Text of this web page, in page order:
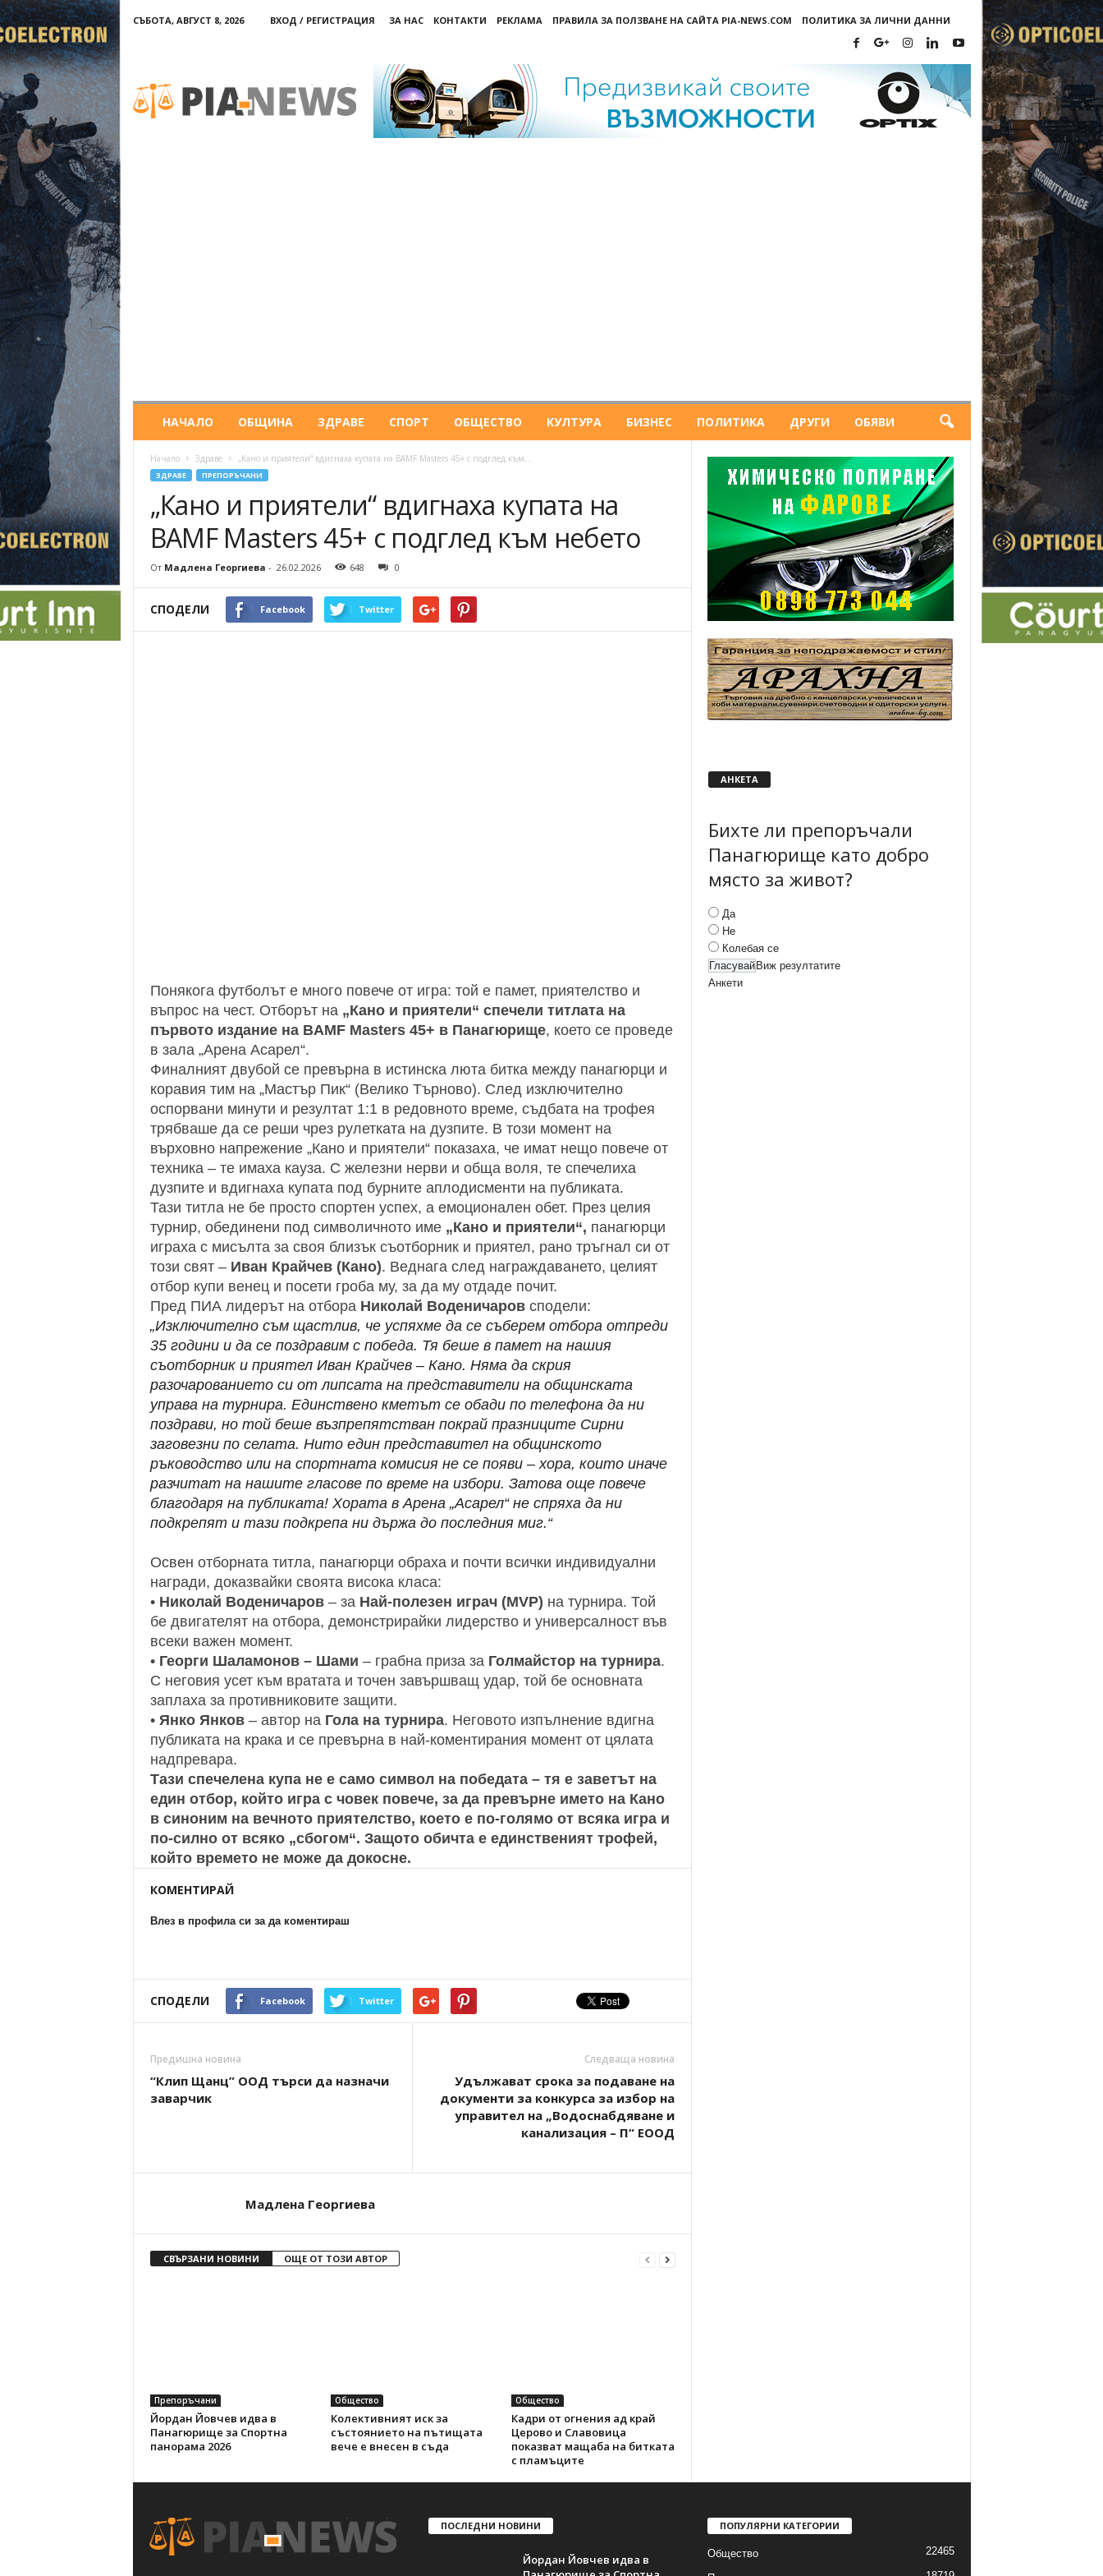
СЪБОТА, АВГУСТ 8, 2026 ВХОД / РЕГИСТРАЦИЯ ЗА НАС КОНТАКТИ РЕКЛАМА ПРАВИЛА ЗА ПОЛЗВАНЕ НА САЙТА PIA-NEWS.COM ПОЛИТИКА ЗА ЛИЧНИ ДАННИ
НАЧАЛО ОБЩИНА ЗДРАВЕ СПОРТ ОБЩЕСТВО КУЛТУРА БИЗНЕС ПОЛИТИКА ДРУГИ ОБЯВИ
Начало Здраве „Кано и приятели“ вдигнаха купата на BAMF Masters 45+ с подглед към...
ЗДРАВЕ ПРЕПОРЪЧАНИ
„Кано и приятели“ вдигнаха купата на
BAMF Masters 45+ с подглед към небето
От Мадлена Георгиева - 26.02.2026 648 0
СПОДЕЛИ Facebook Twitter
Понякога футболът е много повече от игра: той е памет, приятелство и
въпрос на чест. Отборът на „Кано и приятели“ спечели титлата на
първото издание на BAMF Masters 45+ в Панагюрище, което се проведе
в зала „Арена Асарел“.
Финалният двубой се превърна в истинска люта битка между панагюрци и
коравия тим на „Мастър Пик“ (Велико Търново). След изключително
оспорвани минути и резултат 1:1 в редовното време, съдбата на трофея
трябваше да се реши чрез рулетката на дузпите. В този момент на
върховно напрежение „Кано и приятели“ показаха, че имат нещо повече от
техника – те имаха кауза. С железни нерви и обща воля, те спечелиха
дузпите и вдигнаха купата под бурните аплодисменти на публиката.
Тази титла не бе просто спортен успех, а емоционален обет. През целия
турнир, обединени под символичното име „Кано и приятели“, панагюрци
играха с мисълта за своя близък съотборник и приятел, рано тръгнал си от
този свят – Иван Крайчев (Кано). Веднага след награждаването, целият
отбор купи венец и посети гроба му, за да му отдаде почит.
Пред ПИА лидерът на отбора Николай Воденичаровсподели:
„Изключително съм щастлив, че успяхме да се съберем отбора отпреди
35 години и да се поздравим с победа. Тя беше в памет на нашия
съотборник и приятел Иван Крайчев – Кано. Няма да скрия
разочарованието си от липсата на представители на общинската
управа на турнира. Единствено кметът се обади по телефона да ни
поздрави, но той беше възпрепятстван покрай празниците Сирни
заговезни по селата. Нито един представител на общинското
ръководство или на спортната комисия не се появи – хора, които иначе
разчитат на нашите гласове по време на избори. Затова още повече
благодаря на публиката! Хората в Арена „Асарел“ не спряха да ни
подкрепят и тази подкрепа ни държа до последния миг.“
Освен отборната титла, панагюрци обраха и почти всички индивидуални
награди, доказвайки своята висока класа:
• Николай Воденичаров– за Най-полезен играч (MVP) на турнира. Той
бе двигателят на отбора, демонстрирайки лидерство и универсалност във
всеки важен момент.
• Георги Шаламонов – Шами – грабна приза за Голмайстор на турнира.
С неговия усет към вратата и точен завършващ удар, той бе основната
заплаха за противниковите защити.
• Янко Янков– автор на Гола на турнира. Неговото изпълнение вдигна
публиката на крака и се превърна в най-коментирания момент от цялата
надпревара.
Тази спечелена купа не е само символ на победата – тя е заветът на
един отбор, който игра с човек повече, за да превърне името на Кано
в синоним на вечното приятелство, което е по-голямо от всяка игра и
по-силно от всяко „сбогом“. Защото обичта е единственият трофей,
който времето не може да докосне.
КОМЕНТИРАЙ
Влез в профила си за да коментираш
СПОДЕЛИ Facebook Twitter
Предишна новина
“Клип Щанц” ООД търси да назначи
заварчик
Следваща новина
Удължават срока за подаване на
документи за конкурса за избор на
управител на „Водоснабдяване и
канализация – П“ ЕООД
Мадлена Георгиева
СВЪРЗАНИ НОВИНИ ОЩЕ ОТ ТОЗИ АВТОР
Препоръчани
Йордан Йовчев идва в
Панагюрище за Спортна
панорама 2026
Общество
Колективният иск за
състоянието на пътищата
вече е внесен в съда
Общество
Кадри от огнения ад край
Церово и Славовица
показват мащаба на битката
с пламъците
АНКЕТА
Бихте ли препоръчали
Панагюрище като добро
място за живот?
Да
Не
Колебая се
Виж резултатите
Анкети
ПОСЛЕДНИ НОВИНИ
Йордан Йовчев идва в
ПОПУЛЯРНИ КАТЕГОРИИ
Общество 22465